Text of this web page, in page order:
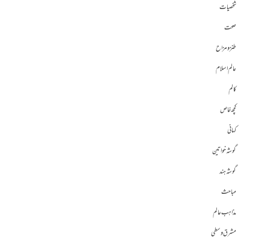
شخصیات
صحت
طنز و مزاح
عالم اسلام
کالم
کچھ خاص
کہانی
گوشہ خواتین
گوشہ ہند
مباحث
مذاہب عالم
مشرق وسطی